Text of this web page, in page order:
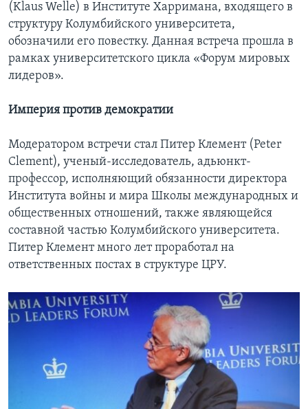
(Klaus Welle) в Институте Харримана, входящего в
структуру Колумбийского университета,
обозначили его повестку. Данная встреча прошла в
рамках университетского цикла «Форум мировых
лидеров».
Империя против демократии
Модератором встречи стал Питер Клемент (Peter
Clement), ученый-исследователь, адьюнкт-
профессор, исполняющий обязанности директора
Института войны и мира Школы международных и
общественных отношений, также являющейся
составной частью Колумбийского университета.
Питер Клемент много лет проработал на
ответственных постах в структуре ЦРУ.